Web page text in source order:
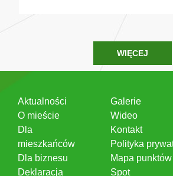
WIĘCEJ
Aktualności
O mieście
Dla
mieszkańców
Dla biznesu
Deklaracja
Galerie
Wideo
Kontakt
Polityka
Mapa
Spot